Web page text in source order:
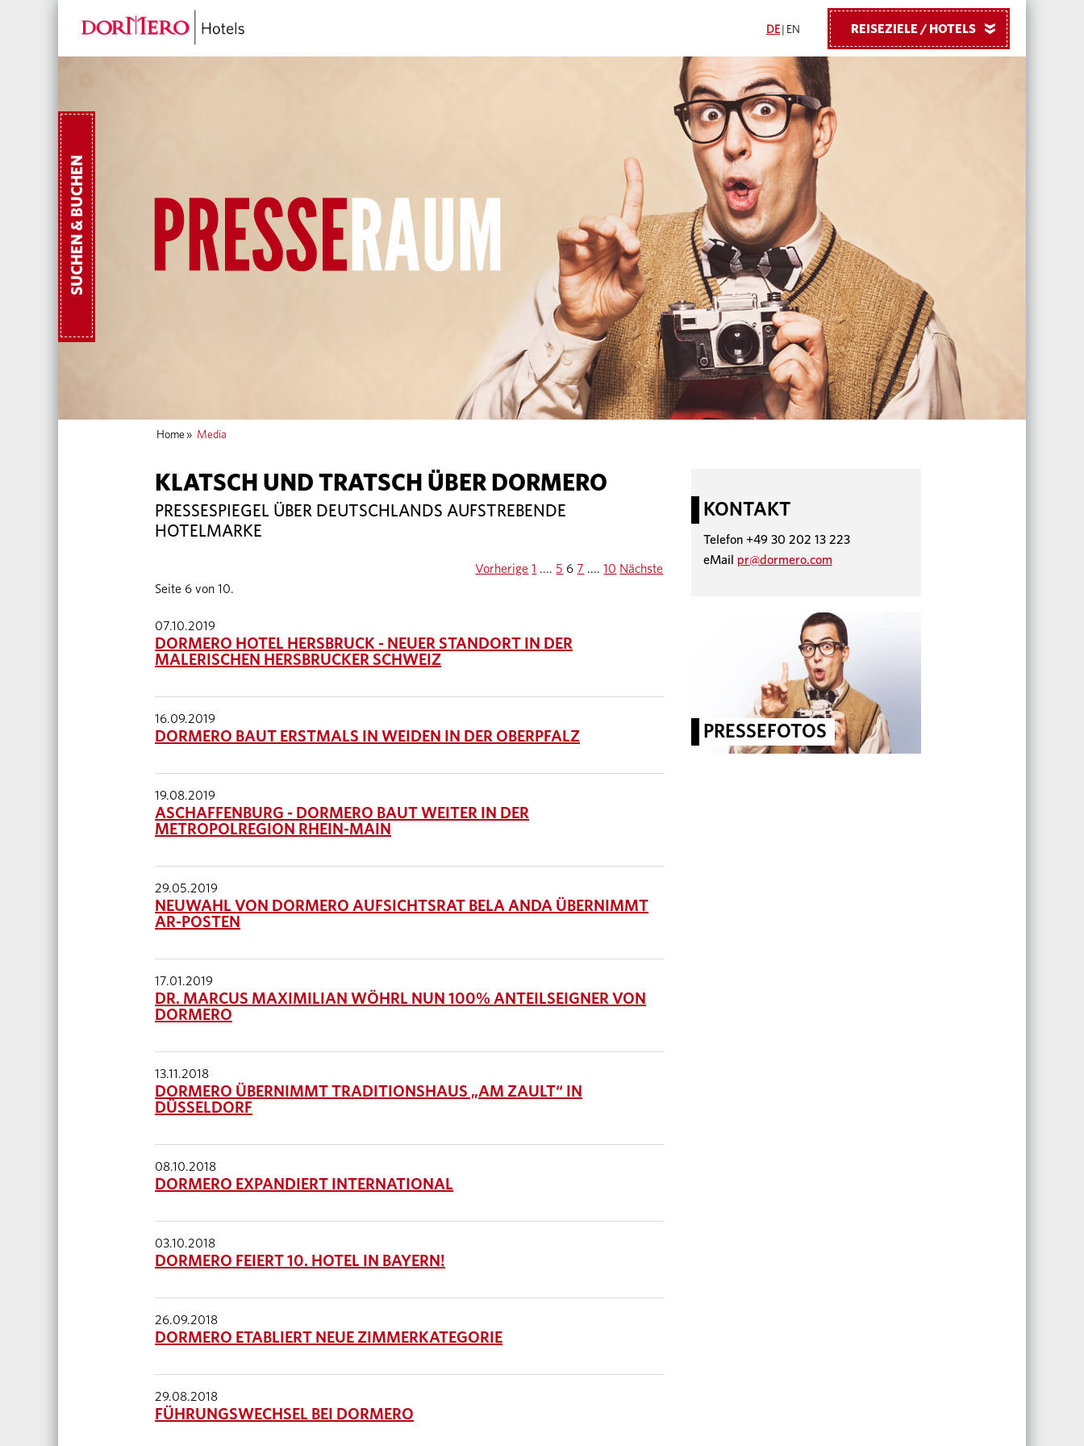
DE EN REISEZIELE / HOTELS »
SUCHEN & BUCHEN
Home » Media
KLATSCH UND TRATSCH ÜBER DORMERO
PRESSESPIEGEL ÜBER DEUTSCHLANDS AUFSTREBENDE
HOTELMARKE
Seite 6 von 10.
Vorherige 1 .... 5 6 7 .... 10 Nächste
07.10.2019
DORMERO HOTEL HERSBRUCK - NEUER STANDORT IN DER
MALERISCHEN HERSBRUCKER SCHWEIZ
16.09.2019
DORMERO BAUT ERSTMALS IN WEIDEN IN DER OBERPFALZ
19.08.2019
ASCHAFFENBURG - DORMERO BAUT WEITER IN DER
METROPOLREGION RHEIN-MAIN
29.05.2019
NEUWAHL VON DORMERO AUFSICHTSRAT BELA ANDA ÜBERNIMMT
AR-POSTEN
17.01.2019
DR. MARCUS MAXIMILIAN WÖHRL NUN 100% ANTEILSEIGNER VON
DORMERO
13.11.2018
DORMERO ÜBERNIMMT TRADITIONSHAUS „AM ZAULT“ IN
DÜSSELDORF
08.10.2018
DORMERO EXPANDIERT INTERNATIONAL
03.10.2018
DORMERO FEIERT 10. HOTEL IN BAYERN!
26.09.2018
DORMERO ETABLIERT NEUE ZIMMERKATEGORIE
29.08.2018
FÜHRUNGSWECHSEL BEI DORMERO
KONTAKT
Telefon +49 30 202 13 223
eMail pr@dormero.com
PRESSEFOTOS